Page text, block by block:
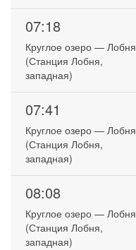
07:18
Круглое озеро — Лобня
(Станция Лобня,
западная)
07:41
Круглое озеро — Лобня
(Станция Лобня,
западная)
08:08
Круглое озеро — Лобня
(Станция Лобня,
западная)